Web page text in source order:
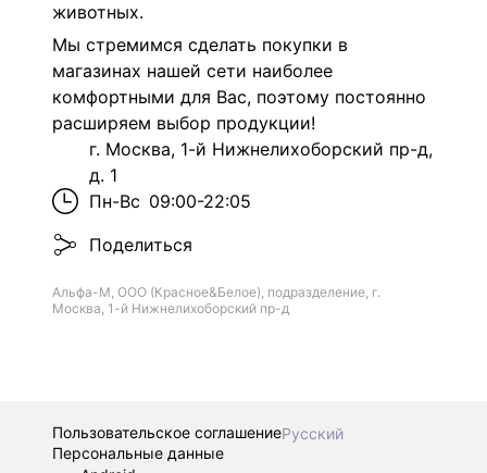
животных.
Мы стремимся сделать покупки в
магазинах нашей сети наиболее
комфортными для Вас, поэтому постоянно
расширяем выбор продукции!
г. Москва, 1-й Нижнелихоборский пр-д,
д. 1
Пн-Вс 09:00-22:05
Поделиться
Альфа-М, ООО (Красное&Белое), подразделение, г.
Москва, 1-й Нижнелихоборский пр-д
Пользовательское соглашениеРусский
Персональные данные